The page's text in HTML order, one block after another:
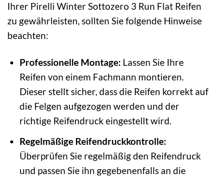
Ihrer Pirelli Winter Sottozero 3 Run Flat Reifen
zu gewährleisten, sollten Sie folgende Hinweise
beachten:
Professionelle Montage: Lassen Sie Ihre
Reifen von einem Fachmann montieren.
Dieser stellt sicher, dass die Reifen korrekt auf
die Felgen aufgezogen werden und der
richtige Reifendruck eingestellt wird.
Regelmäßige Reifendruckkontrolle:
Überprüfen Sie regelmäßig den Reifendruck
und passen Sie ihn gegebenenfalls an die